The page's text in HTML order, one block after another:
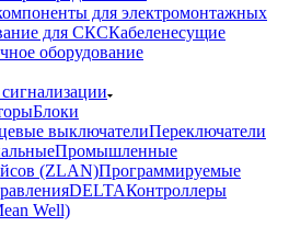
для электромонтажных
для СКСКабеленесущие
оборудование
Блоки
выключателиПереключатели
Промышленные
(ZLAN)Программируемые
DELTAКонтроллеры
Well)